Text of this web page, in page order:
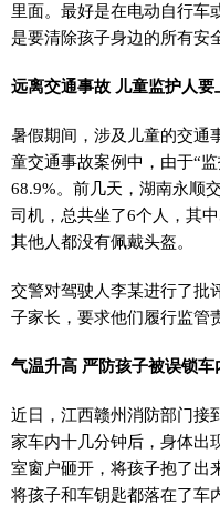
里面。最好是在电动自行车
是要清除孩子身边的所有安
远离交通事故 儿童监护人要
暑假期间，涉及儿童的交通
童交通事故案例中，由于“
68.9%。前几天，湖南永顺
司机，总共坐了6个人，其
其他人都没有佩戴头盔。
交警对驾驶人李某进行了批
子家长，要求他们履行监管
气温升高 严防孩子被误锁车
近日，江西赣州消防部门接
家车内十几分钟后，身体出
室窗户砸开，将孩子抱了出
将孩子和车钥匙都落在了车